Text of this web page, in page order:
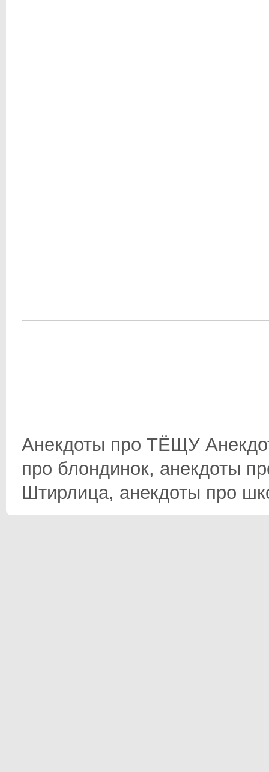
Анекдоты про ТЁЩУ
про блондинок, анекдоты
Штирлица, анекдоты про